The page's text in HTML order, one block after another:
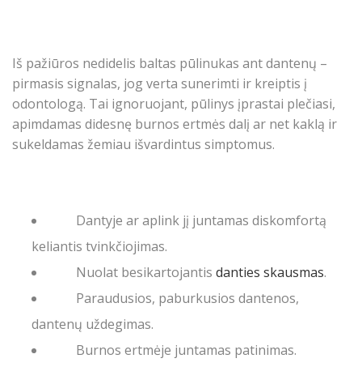
Iš pažiūros nedidelis baltas pūlinukas ant dantenų –
pirmasis signalas, jog verta sunerimti ir kreiptis į
odontologą. Tai ignoruojant, pūlinys įprastai plečiasi,
apimdamas didesnę burnos ertmės dalį ar net kaklą ir
sukeldamas žemiau išvardintus simptomus.
Dantyje ar aplink jį juntamas diskomfortą
keliantis tvinkčiojimas.
Nuolat besikartojantis danties skausmas.
Paraudusios, paburkusios dantenos,
dantenų uždegimas.
Burnos ertmėje juntamas patinimas.